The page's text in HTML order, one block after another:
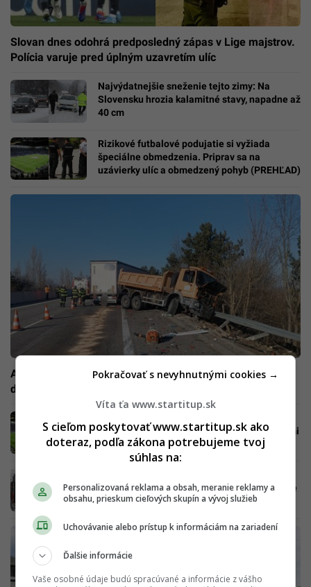
Slovan dnes odohrá predposledný zápas v Lige majstrov.
Polícia varuje pred úplným uzavretím ulíc
Najvýdatnejšie sneženie tejto zimy: Na
Slovensku hrozia kalamitné stavy, napadne až
40 cm
Rizikové futbalové podujatie si vyžiada
špeciálne obmedzenia. Priprav sa na
uzávierky ulíc a obmedzený pohyb (PREHĽAD)
AKTUÁLNE Ochromená doprava: Nehoda uzavrela
dôležitú cestu, zasahujú záchranné zložky
Slovensko. Polícia varuje pred obmedzeniami
električkovú linku. Obmedzenia MHD sú stále
výrazné (PREHĽAD)
Víta ťa www.startitup.sk
S cieľom poskytovať www.startitup.sk ako
doteraz, podľa zákona potrebujeme tvoj
súhlas na:
Personalizovaná reklama a obsah, meranie reklamy a
obsahu, prieskum cieľových skupín a vývoj služieb
Uchovávanie alebo prístup k informáciám na zariadení
Ďalšie informácie
Vaše osobné údaje budú spracúvané a informácie z vášho
Pokračovať s nevyhnutnými cookies →